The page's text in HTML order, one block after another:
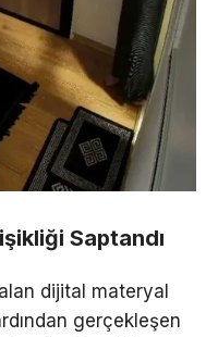
Saptandı
dijital materyal
gerçekleşen